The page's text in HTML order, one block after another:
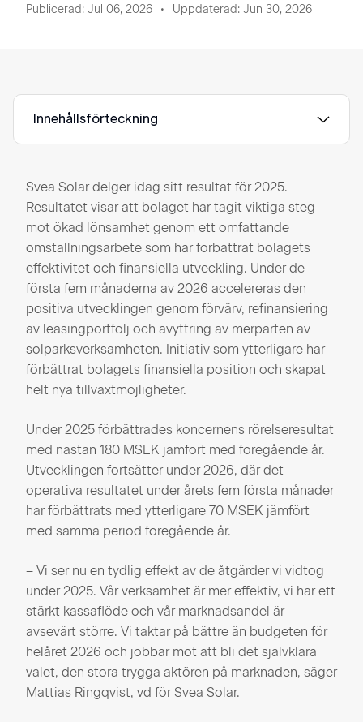
Publicerad: Jul 06, 2026 Uppdaterad: Jun 30, 2026
Innehållsförteckning
Svea Solar delger idag sitt resultat för 2025.
Resultatet visar att bolaget har tagit viktiga steg
mot ökad lönsamhet genom ett omfattande
omställningsarbete som har förbättrat bolagets
effektivitet och finansiella utveckling. Under de
första fem månaderna av 2026 accelereras den
positiva utvecklingen genom förvärv, refinansiering
av leasingportfölj och avyttring av merparten av
solparksverksamheten. Initiativ som ytterligare har
förbättrat bolagets finansiella position och skapat
helt nya tillväxtmöjligheter.
Under 2025 förbättrades koncernens rörelseresultat
med nästan 180 MSEK jämfört med föregående år.
Utvecklingen fortsätter under 2026, där det
operativa resultatet under årets fem första månader
har förbättrats med ytterligare 70 MSEK jämfört
med samma period föregående år.
– Vi ser nu en tydlig effekt av de åtgärder vi vidtog
under 2025. Vår verksamhet är mer effektiv, vi har ett
stärkt kassaflöde och vår marknadsandel är
avsevärt större. Vi taktar på bättre än budgeten för
helåret 2026 och jobbar mot att bli det självklara
valet, den stora trygga aktören på marknaden, säger
Mattias Ringqvist, vd för Svea Solar.